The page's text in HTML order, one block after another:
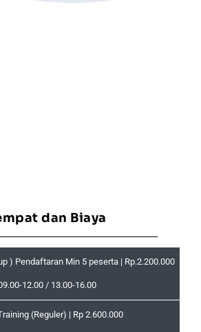
dan Biaya
) Pendaftaran Min 5 peserta | Rp.2.200.000
12.00 / 13.00-16.00
(Reguler) | Rp 2.600.000